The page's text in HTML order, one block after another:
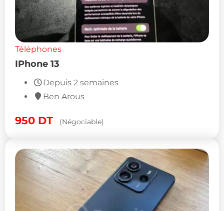
Téléphones
IPhone 13
Depuis 2 semaines
Ben Arous
950 DT (Négociable)